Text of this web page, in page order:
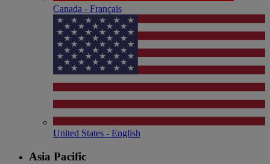
Canada - Français
United States - English
Asia Pacific